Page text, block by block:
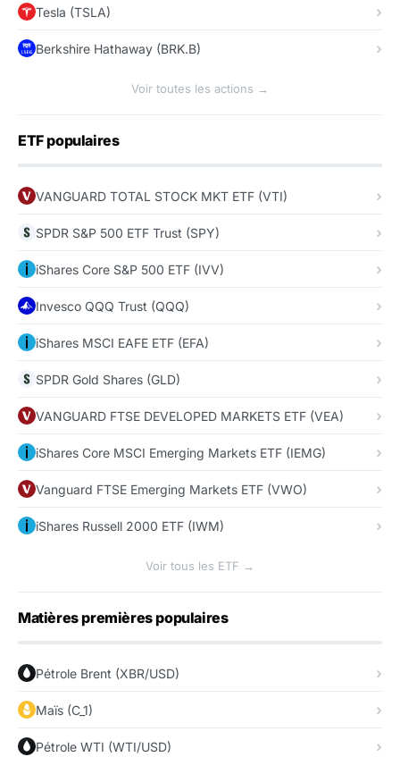
Tesla (TSLA)
Berkshire Hathaway (BRK.B)
Voir toutes les actions →
ETF populaires
VANGUARD TOTAL STOCK MKT ETF (VTI)
SPDR S&P 500 ETF Trust (SPY)
iShares Core S&P 500 ETF (IVV)
Invesco QQQ Trust (QQQ)
iShares MSCI EAFE ETF (EFA)
SPDR Gold Shares (GLD)
VANGUARD FTSE DEVELOPED MARKETS ETF (VEA)
iShares Core MSCI Emerging Markets ETF (IEMG)
Vanguard FTSE Emerging Markets ETF (VWO)
iShares Russell 2000 ETF (IWM)
Voir tous les ETF →
Matières premières populaires
Pétrole Brent (XBR/USD)
Maïs (C_1)
Pétrole WTI (WTI/USD)